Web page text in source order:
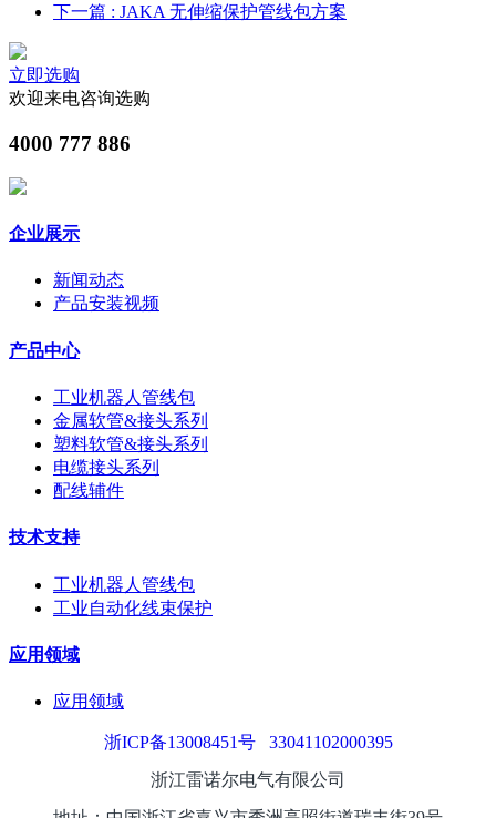
下一篇 : JAKA 无伸缩保护管线包方案
立即选购
欢迎来电咨询选购
4000 777 886
企业展示
新闻动态
产品安装视频
产品中心
工业机器人管线包
金属软管&接头系列
塑料软管&接头系列
电缆接头系列
配线辅件
技术支持
工业机器人管线包
工业自动化线束保护
应用领域
应用领域
浙ICP备13008451号
33041102000395
浙江雷诺尔电气有限公司